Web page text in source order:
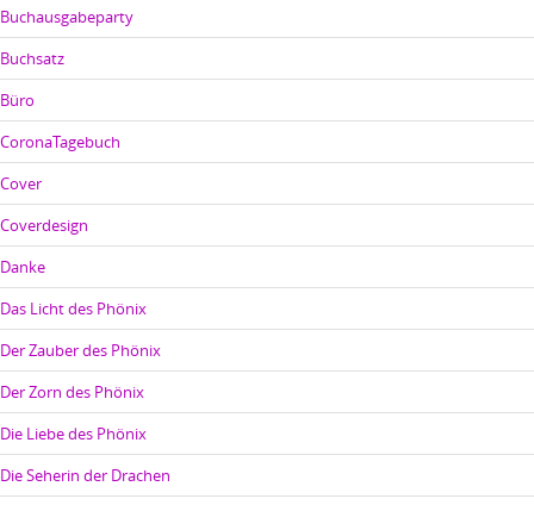
Buchausgabeparty
Buchsatz
Büro
CoronaTagebuch
Cover
Coverdesign
Danke
Das Licht des Phönix
Der Zauber des Phönix
Der Zorn des Phönix
Die Liebe des Phönix
Die Seherin der Drachen